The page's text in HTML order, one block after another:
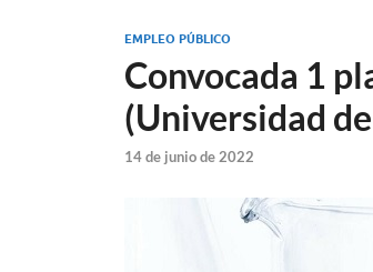
EMPLEO PÚBLICO
Convocada 1
(Universidad
14 de junio de 2022